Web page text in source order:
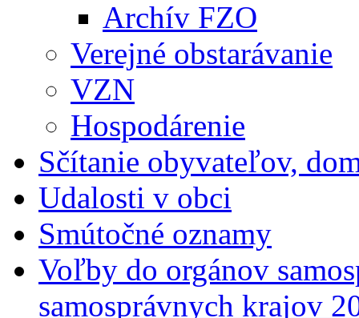
Archív FZO
Verejné obstarávanie
VZN
Hospodárenie
Sčítanie obyvateľov,
Udalosti v obci
Smútočné oznamy
Voľby do orgánov
samosprávnych krajov